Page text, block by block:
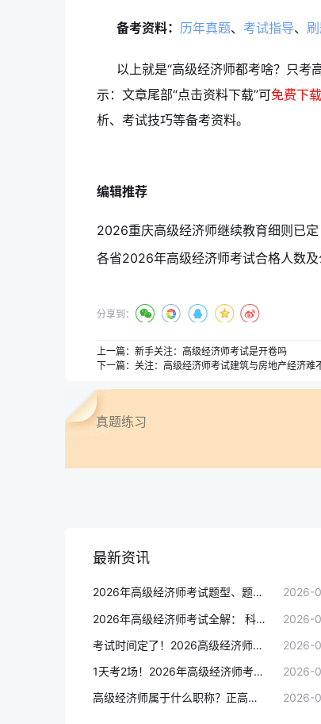
备考资料： 历年真题、 考试指导、
以上就是“高级经济师都考啥？只考
示：文章尾部“点击资料下载”可免费下载
析、考试技巧等备考资料。
编辑推荐
分享到：
上一篇： 新手关注：高级经济师考试是开卷吗
下一篇： 关注：高级经济师考试建筑与房地产经济难
真题练习
最新资讯
2026年高级经济师考试题型、题量与评分标准完整版（考生必看） 2026-
2026年高级经济师考试全解： 科目、题型、分值、备考一次看懂！
2026-
考试时间定了！2026高级经济师考试1天2批次，难度会增加吗?
2026-
1天考2场！2026年高级经济师考试批次对通过率有影响吗?
2026-
高级经济师属于什么职称？正高还是副高？
2026-